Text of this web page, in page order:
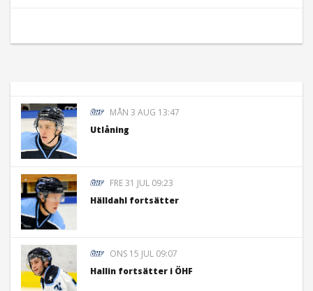
MÅN 3 AUG 13:47
Utlåning
FRE 31 JUL 09:23
Hälldahl fortsätter
ONS 15 JUL 09:07
Hallin fortsätter i ÖHF